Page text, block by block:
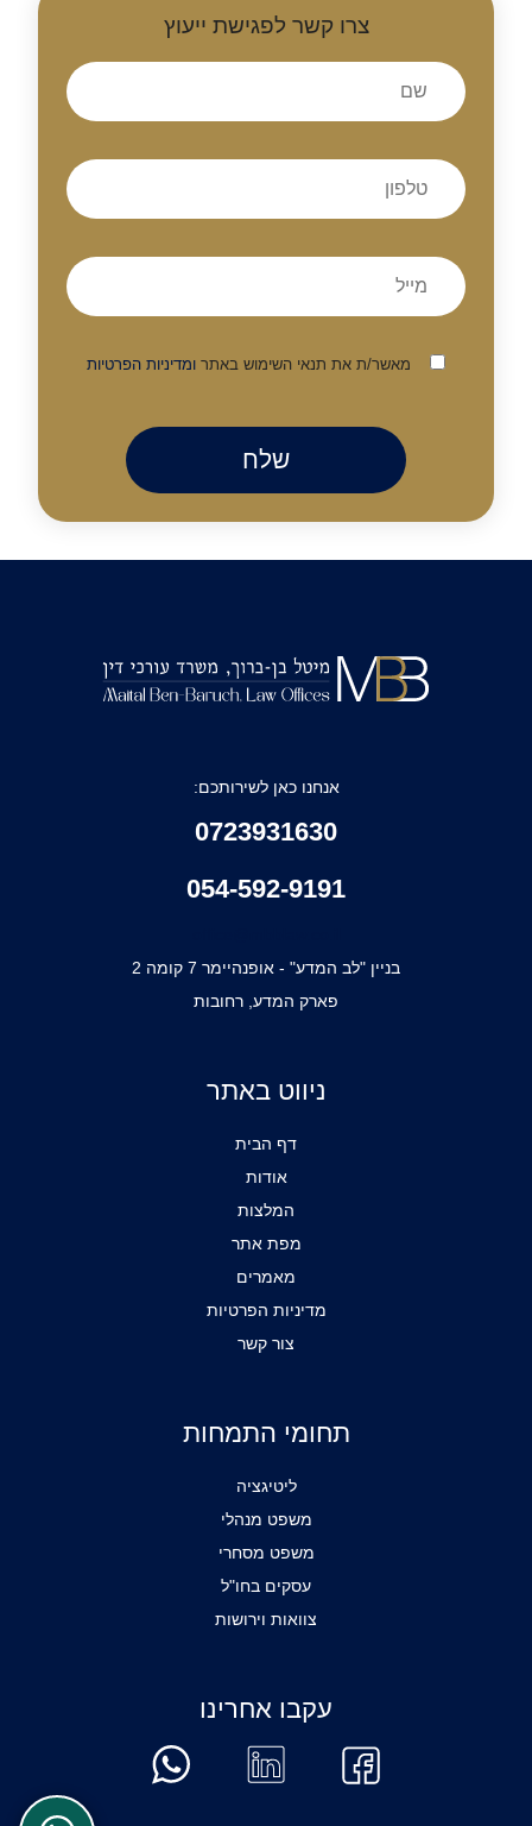
צרו קשר לפגישת ייעוץ
מאשר/ת את תנאי השימוש באתר ומדיניות הפרטיות
אנחנו כאן לשירותכם:
0723931630
054-592-9191
בניין "לב המדע" - אופנהיימר 7 קומה 2
פארק המדע, רחובות
ניווט באתר
דף הבית
אודות
המלצות
מפת אתר
מאמרים
מדיניות הפרטיות
צור קשר
תחומי התמחות
ליטיגציה
משפט מנהלי
משפט מסחרי
עסקים בחו"ל
צוואות וירושות
עקבו אחרינו